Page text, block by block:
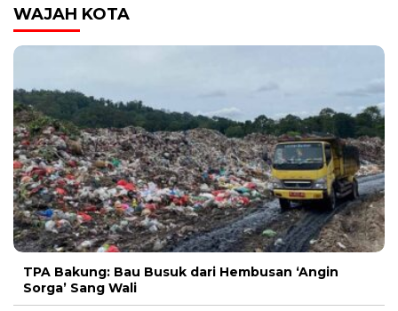
WAJAH KOTA
TPA Bakung: Bau Busuk dari Hembusan ‘Angin
Sorga’ Sang Wali